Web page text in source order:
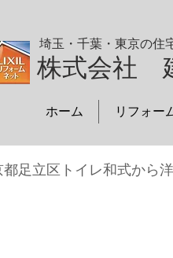
埼玉・千葉・東京の住
株式会社
ホーム リフォー
都足立区トイレ和式から